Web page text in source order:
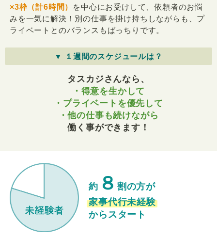
×3枠（計6時間）
を中心にお受けして、依頼者のお悩
みを一気に解決！別の仕事を掛け持ちしながらも、プ
ライベートとのバランスもばっちりです。
▼ １週間のスケジュールは？
タスカジさんなら、
・得意を生かして
・プライベートを優先して
・他の仕事も続けながら
働く事ができます！
約 ８ 割の方が
家事代行未経験
からスタート